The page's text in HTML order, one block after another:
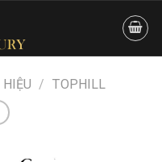
/ TOPHILL